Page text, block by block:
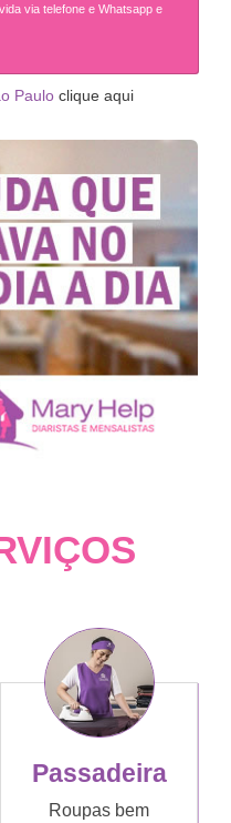
via telefone e Whatsapp e
Paulo clique aqui
Passadeira
Roupas bem